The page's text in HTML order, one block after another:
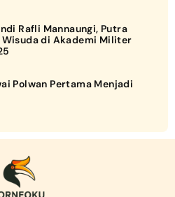
Rafli Mannaungi, Putra
Wisuda di Akademi Militer
Polwan Pertama Menjadi